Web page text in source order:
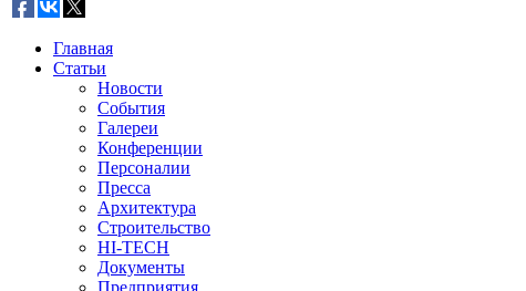
Главная
Статьи
Новости
События
Галереи
Конференции
Персоналии
Пресса
Архитектура
Строительство
HI-TECH
Документы
Предприятия